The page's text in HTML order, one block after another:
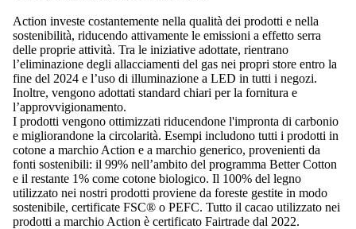
Action investe costantemente nella qualità dei prodotti e nella
sostenibilità, riducendo attivamente le emissioni a effetto serra
delle proprie attività. Tra le iniziative adottate, rientrano
l’eliminazione degli allacciamenti del gas nei propri store entro la
fine del 2024 e l’uso di illuminazione a LED in tutti i negozi.
Inoltre, vengono adottati standard chiari per la fornitura e
l’approvvigionamento.
I prodotti vengono ottimizzati riducendone l'impronta di carbonio
e migliorandone la circolarità. Esempi includono tutti i prodotti in
cotone a marchio Action e a marchio generico, provenienti da
fonti sostenibili: il 99% nell’ambito del programma Better Cotton
e il restante 1% come cotone biologico. Il 100% del legno
utilizzato nei nostri prodotti proviene da foreste gestite in modo
sostenibile, certificate FSC® o PEFC. Tutto il cacao utilizzato nei
prodotti a marchio Action è certificato Fairtrade dal 2022.